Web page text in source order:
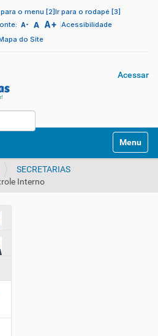
o menu [2]Ir para o rodapé [3]
A- A A+ Acessibilidade
do Site
Acessar
Toggle
SECRETARIAS
Interno